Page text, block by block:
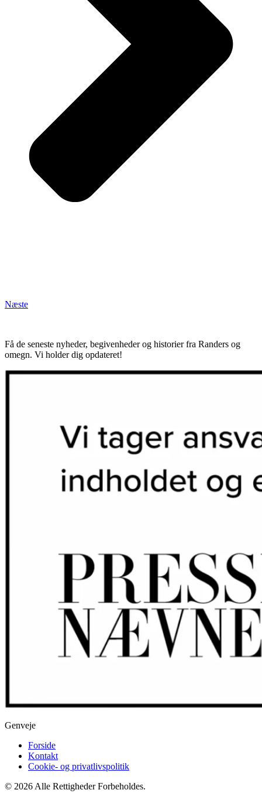
Næste
Få de seneste nyheder, begivenheder og historier fra Randers og
omegn. Vi holder dig opdateret!
Genveje
Forside
Kontakt
Cookie- og privatlivspolitik
© 2026 Alle Rettigheder Forbeholdes.